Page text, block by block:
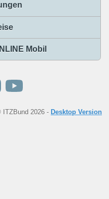
Mobil
ITZBund 2026 - Desktop Version